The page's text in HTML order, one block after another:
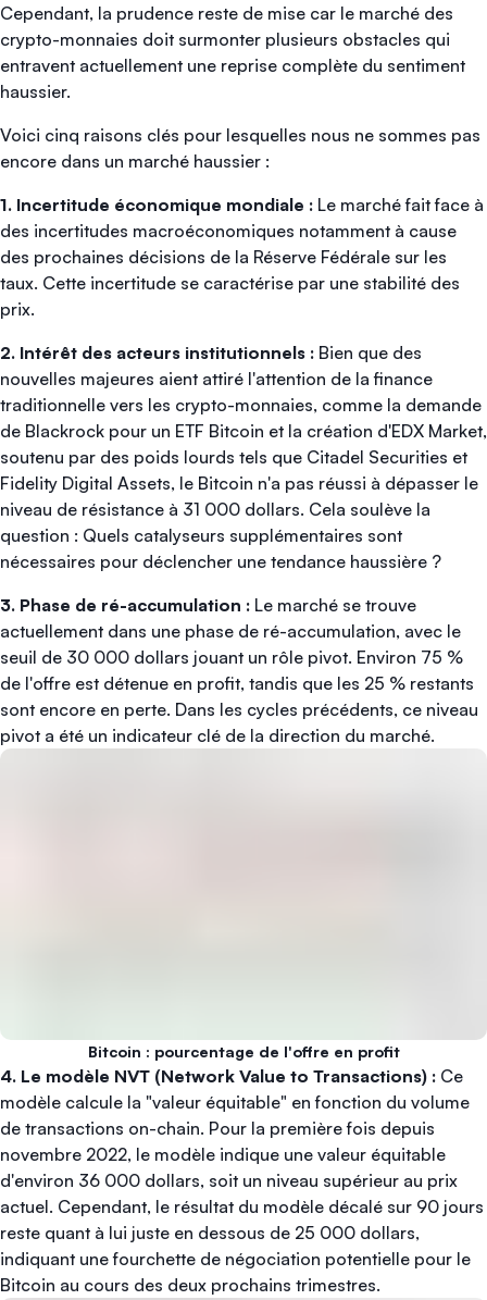
Cependant, la prudence reste de mise car le marché des
crypto-monnaies doit surmonter plusieurs obstacles qui
entravent actuellement une reprise complète du sentiment
haussier.
Voici cinq raisons clés pour lesquelles nous ne sommes pas
encore dans un marché haussier :
1. Incertitude économique mondiale : Le marché fait face à
des incertitudes macroéconomiques notamment à cause
des prochaines décisions de la Réserve Fédérale sur les
taux. Cette incertitude se caractérise par une stabilité des
prix.
2. Intérêt des acteurs institutionnels : Bien que des
nouvelles majeures aient attiré l'attention de la finance
traditionnelle vers les crypto-monnaies, comme la demande
de Blackrock pour un ETF Bitcoin et la création d'EDX Market,
soutenu par des poids lourds tels que Citadel Securities et
Fidelity Digital Assets, le Bitcoin n'a pas réussi à dépasser le
niveau de résistance à 31 000 dollars. Cela soulève la
question : Quels catalyseurs supplémentaires sont
nécessaires pour déclencher une tendance haussière ?
3. Phase de ré-accumulation : Le marché se trouve
actuellement dans une phase de ré-accumulation, avec le
seuil de 30 000 dollars jouant un rôle pivot. Environ 75 %
de l'offre est détenue en profit, tandis que les 25 % restants
sont encore en perte. Dans les cycles précédents, ce niveau
pivot a été un indicateur clé de la direction du marché.
Bitcoin : pourcentage de l'offre en profit
4. Le modèle NVT (Network Value to Transactions) : Ce
modèle calcule la "valeur équitable" en fonction du volume
de transactions on-chain. Pour la première fois depuis
novembre 2022, le modèle indique une valeur équitable
d'environ 36 000 dollars, soit un niveau supérieur au prix
actuel. Cependant, le résultat du modèle décalé sur 90 jours
reste quant à lui juste en dessous de 25 000 dollars,
indiquant une fourchette de négociation potentielle pour le
Bitcoin au cours des deux prochains trimestres.